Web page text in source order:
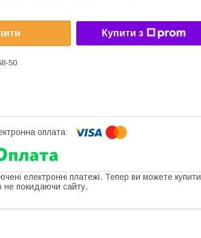
Купити з
50
електронні платежі. Тепер ви можете купити
не покидаючи сайту.